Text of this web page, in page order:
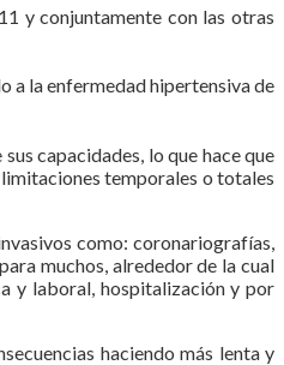
y conjuntamente con las otras
a la enfermedad hipertensiva de
capacidades, lo que hace que
temporales o totales
como: coronariografías,
muchos, alrededor de la cual
y laboral, hospitalización y por
haciendo más lenta y